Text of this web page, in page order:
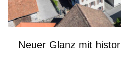
Neuer Glanz mit